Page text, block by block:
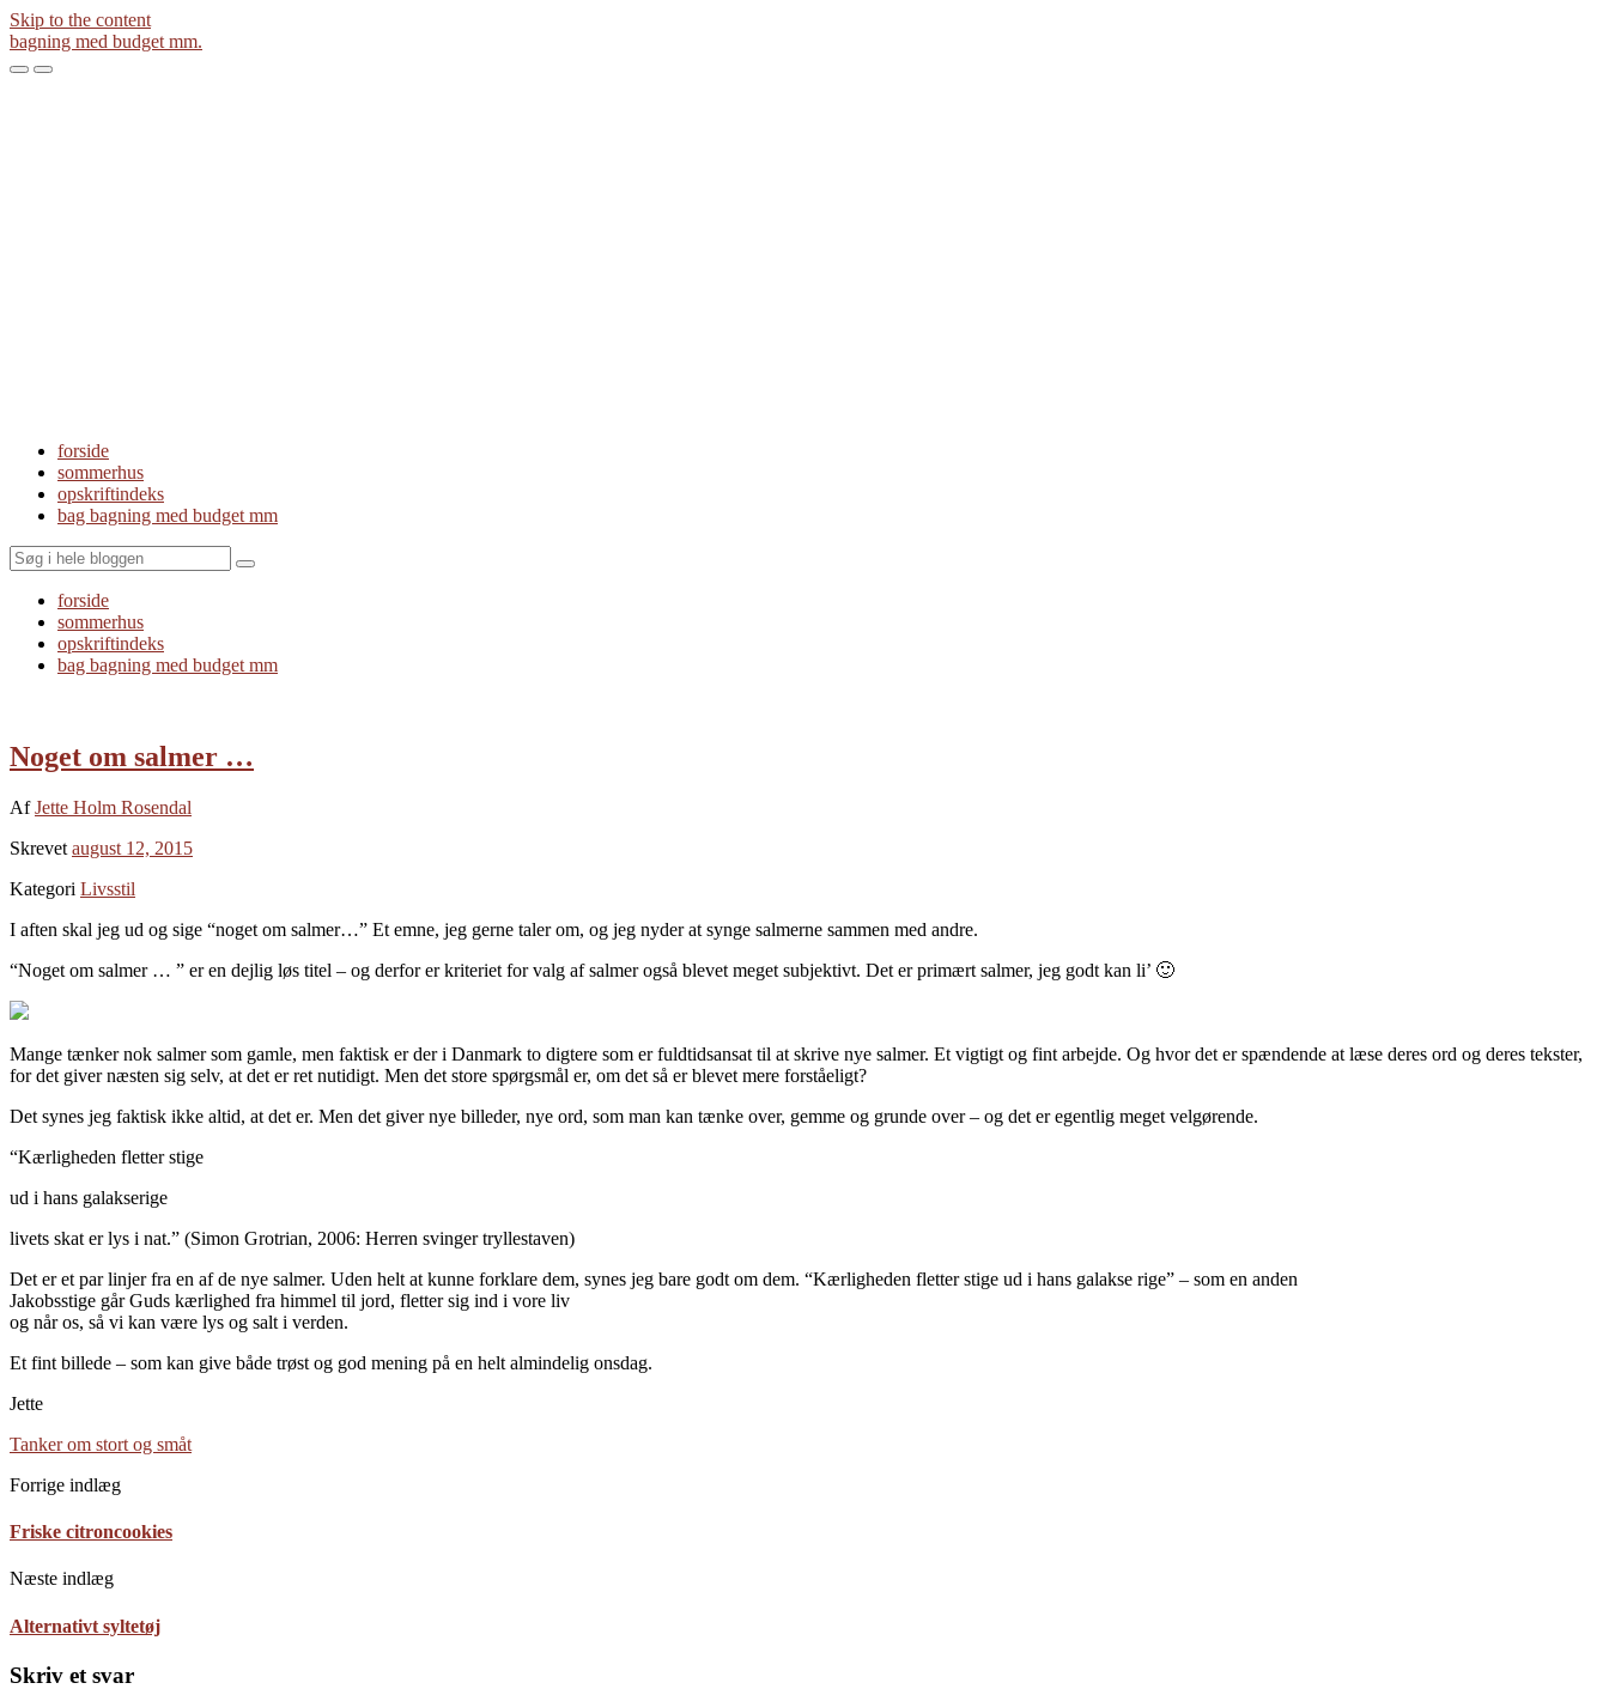
Skip to the content
bagning med budget mm.
ToggleToggle
forside
sommerhus
opskriftindeks
bag bagning med budget mm
Search
forside
sommerhus
opskriftindeks
bag bagning med budget mm
Noget om salmer …
AfJette Holm Rosendal
Skrevet august 12, 2015
Kategori Livsstil
I aften skal jeg ud og sige “noget om salmer…” Et emne, jeg gerne taler om, og jeg nyder at synge salmerne sammen med andre.
“Noget om salmer … ” er en dejlig løs titel – og derfor er kriteriet for valg af salmer også blevet meget subjektivt. Det er primært salmer, jeg godt kan li’ 🙂
Mange tænker nok salmer som gamle, men faktisk er der i Danmark to digtere som er fuldtidsansat til at skrive nye salmer. Et vigtigt og fint arbejde. Og hvor det er spændende at læse deres ord og deres tekster,
for det giver næsten sig selv, at det er ret nutidigt. Men det store spørgsmål er, om det så er blevet mere forståeligt?
Det synes jeg faktisk ikke altid, at det er. Men det giver nye billeder, nye ord, som man kan tænke over, gemme og grunde over – og det er egentlig meget velgørende.
“Kærligheden fletter stige
ud i hans galakserige
livets skat er lys i nat.” (Simon Grotrian, 2006: Herren svinger tryllestaven)
Det er et par linjer fra en af de nye salmer. Uden helt at kunne forklare dem, synes jeg bare godt om dem. “Kærligheden fletter stige ud i hans galakse rige” – som en anden
Jakobsstige går Guds kærlighed fra himmel til jord, fletter sig ind i vore liv
og når os, så vi kan være lys og salt i verden.
Et fint billede – som kan give både trøst og god mening på en helt almindelig onsdag.
Jette
Tanker om stort og småt
Forrige indlæg
Friske citroncookies
Næste indlæg
Alternativt syltetøj
Skriv et svar